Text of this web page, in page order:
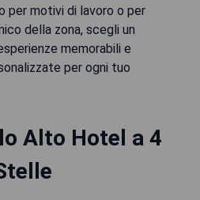
per motivi di lavoro o per
della zona, scegli un
memorabili e
per ogni tuo
Alto Hotel a 4